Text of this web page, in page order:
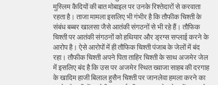
मुस्लिम कैदियों की बात मोबाइल पर उनके रिश्तेदारों से करवाता
रहता है। ताजा मामला इसलिए भी गंभीर है कि तौफीक चिश्ती के
संबंध बब्बर खालसा जैसे आतंकी संगठनों से भी रहे हैं। तौफिक
चिश्ती पर आतंकी संगठनों को हथियार और ड्रग्स सप्लाई करने के
आरोप है। ऐसे आरोपों में ही तौफिक चिश्ती पंजाब के जेलों में बंद
रहा। तौफीक चिश्ती अपने पिता ताहिर चिश्ती के साथ अजमेर जेल
में इसलिए बंद है कि उस पर अजमेर स्थित ख्वाजा साहब की दरगाह
के खादिम हाजी बिलाल हुसैन चिश्ती पर जानलेवा हमला करने का